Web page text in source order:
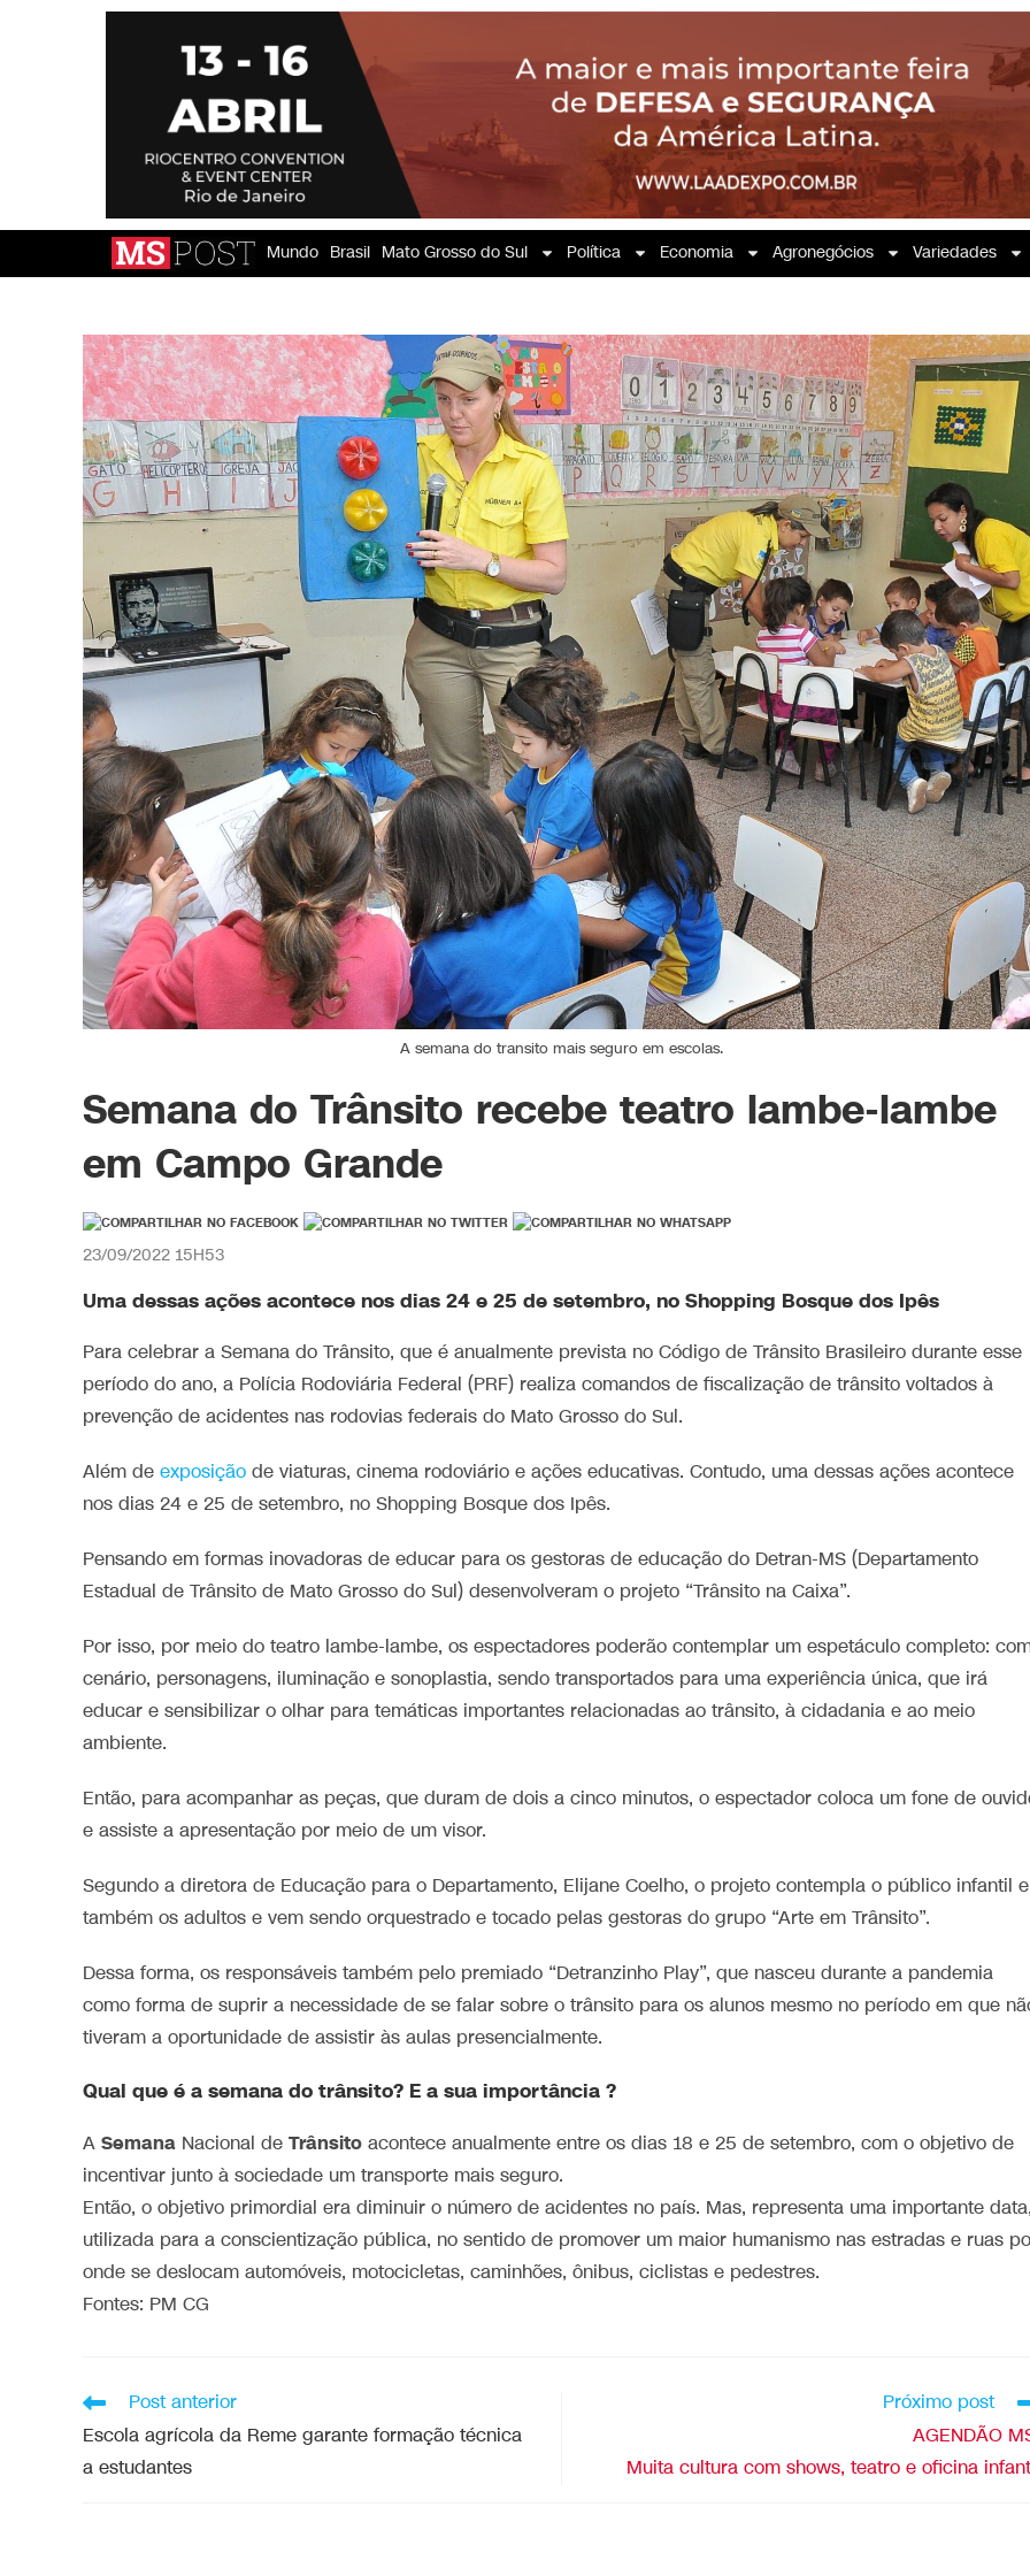
Mundo Brasil Mato Grosso do Sul Política Economia Agronegócios Variedades
A semana do transito mais seguro em escolas.
Semana do Trânsito recebe teatro lambe-lambe
em Campo Grande
23/09/2022 15H53
Uma dessas ações acontece nos dias 24 e 25 de setembro, no Shopping Bosque dos Ipês
Para celebrar a Semana do Trânsito, que é anualmente prevista no Código de Trânsito Brasileiro durante esse
período do ano, a Polícia Rodoviária Federal (PRF) realiza comandos de fiscalização de trânsito voltados à
prevenção de acidentes nas rodovias federais do Mato Grosso do Sul.
Além de exposição de viaturas, cinema rodoviário e ações educativas. Contudo, uma dessas ações acontece
nos dias 24 e 25 de setembro, no Shopping Bosque dos Ipês.
Pensando em formas inovadoras de educar para os gestoras de educação do Detran-MS (Departamento
Estadual de Trânsito de Mato Grosso do Sul) desenvolveram o projeto “Trânsito na Caixa”.
Por isso, por meio do teatro lambe-lambe, os espectadores poderão contemplar um espetáculo completo:
cenário, personagens, iluminação e sonoplastia, sendo transportados para uma experiência única, que irá
educar e sensibilizar o olhar para temáticas importantes relacionadas ao trânsito, à cidadania e ao meio
ambiente.
Então, para acompanhar as peças, que duram de dois a cinco minutos, o espectador coloca um fone de
e assiste a apresentação por meio de um visor.
Segundo a diretora de Educação para o Departamento, Elijane Coelho, o projeto contempla o público infantil e
também os adultos e vem sendo orquestrado e tocado pelas gestoras do grupo “Arte em Trânsito”.
Dessa forma, os responsáveis também pelo premiado “Detranzinho Play”, que nasceu durante a pandemia
como forma de suprir a necessidade de se falar sobre o trânsito para os alunos mesmo no período em que
tiveram a oportunidade de assistir às aulas presencialmente.
Qual que é a semana do trânsito? E a sua importância ?
A Semana Nacional de Trânsito acontece anualmente entre os dias 18 e 25 de setembro, com o objetivo de
incentivar junto à sociedade um transporte mais seguro.
Então, o objetivo primordial era diminuir o número de acidentes no país. Mas, representa uma importante data,
utilizada para a conscientização pública, no sentido de promover um maior humanismo nas estradas e ruas
onde se deslocam automóveis, motocicletas, caminhões, ônibus, ciclistas e pedestres.
Fontes: PM CG
Post anterior
Escola agrícola da Reme garante formação técnica
a estudantes
Próximo post
AGENDÃO
Muita cultura com shows, teatro e oficina